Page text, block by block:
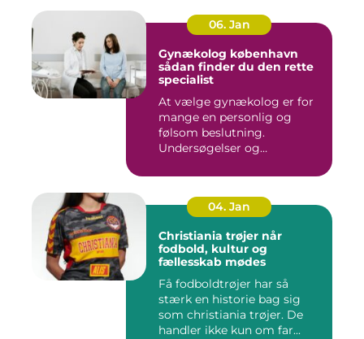
06. Jan
Gynækolog københavn
sådan finder du den rette
specialist
At vælge gynækolog er for
mange en personlig og
følsom beslutning.
Undersøgelser og
04. Jan
Christiania trøjer når
fodbold, kultur og
fællesskab mødes
Få fodboldtrøjer har så
stærk en historie bag sig
som christiania trøjer. De
handler ikke kun om far...